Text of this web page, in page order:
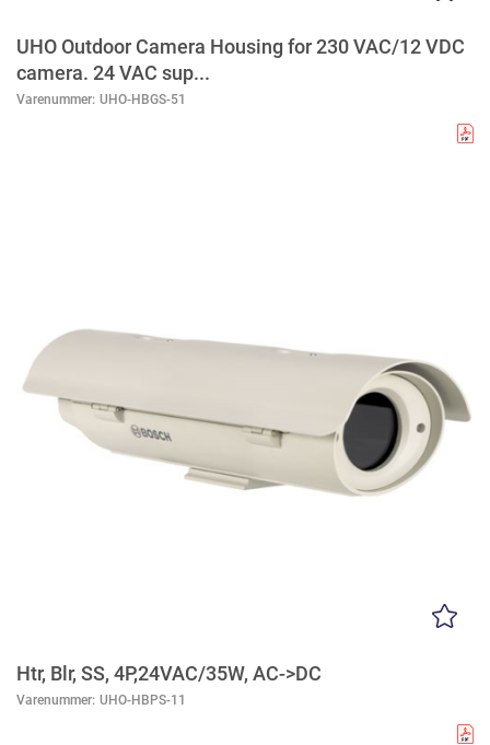
UHO Outdoor Camera Housing for 230 VAC/12 VDC
camera. 24 VAC sup...
Varenummer: UHO-HBGS-51
Htr, Blr, SS, 4P,24VAC/35W, AC->DC
Varenummer: UHO-HBPS-11